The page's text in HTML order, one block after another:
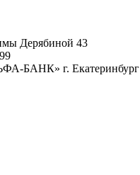
Дерябиной 43
БАНК» г. Екатеринбург